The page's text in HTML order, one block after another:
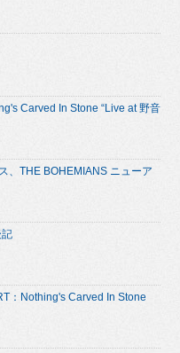
Carved In Stone “Live at 野音
、THE BOHEMIANS ニューア
：Nothing's Carved In Stone